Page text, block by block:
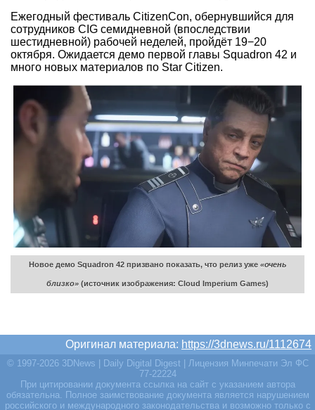
Ежегодный фестиваль CitizenCon, обернувшийся для
сотрудников CIG семидневной (впоследствии
шестидневной) рабочей неделей, пройдёт 19−20
октября. Ожидается демо первой главы Squadron 42 и
много новых материалов по Star Citizen.
Новое демо Squadron 42 призвано показать, что релиз уже «очень
близко» (источник изображения: Cloud Imperium Games)
Оригинал материала: https://3dnews.ru/1112674
© 1997-2026 3DNews | Daily Digital Digest | Лицензия Минпечати Эл ФС
77-22224
При цитировании документа ссылка на сайт с указанием автора
обязательна. Полное заимствование документа является нарушением
российского и международного законодательства и возможно только с